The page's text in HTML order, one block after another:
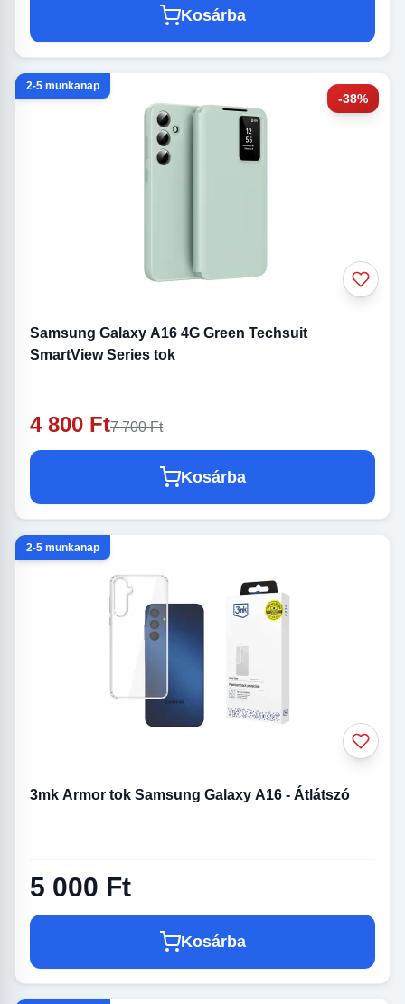
Kosárba
-38%
2-5 munkanap
Samsung Galaxy A16 4G Green Techsuit
SmartView Series tok
4 800 Ft7 700 Ft
Kosárba
2-5 munkanap
3mk Armor tok Samsung Galaxy A16 - Átlátszó
5 000 Ft
Kosárba